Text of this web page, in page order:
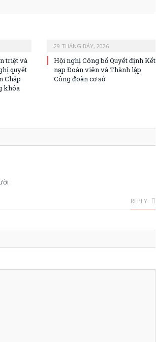
triệt và
quyết
Chấp
khóa
29 THÁNG BẢY, 2026
Hội nghị Công bố Quyết định Kết
nạp Đoàn viên và Thành lập
Công đoàn cơ sở
REPLY